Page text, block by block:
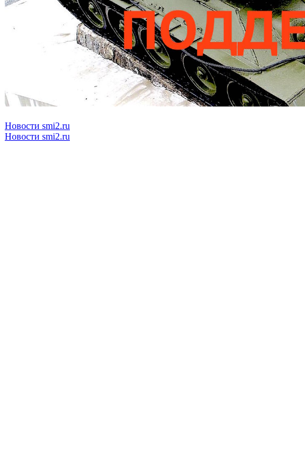
Новости smi2.ru
Новости smi2.ru